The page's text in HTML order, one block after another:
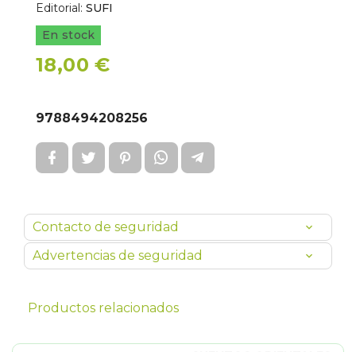
Editorial: SUFI
En stock
18,00 €
9788494208256
Contacto de seguridad
Advertencias de seguridad
Productos relacionados